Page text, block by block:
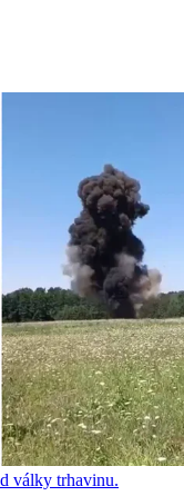
války trhavinu.